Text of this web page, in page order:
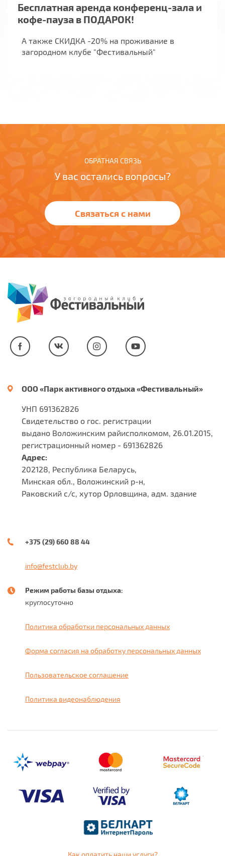
Бесплатная аренда конференц-зала и
кофе-пауза в ПОДАРОК!
А также СКИДКА -20% на проживание в
загородном клубе "Фестивальный"
ОБРАТНАЯ СВЯЗЬ
У вас остались вопросы?
Связаться с нами
ООО «Парк активного отдыха «Фестивальный»
УНП 691362826
Свидетельство о гос. регистрации
выдано Воложинским райисполкомом, 26.01.2015,
регистрационный номер - 691362826
Адрес:
202128, Республика Беларусь,
Минская обл., Воложинский р-н,
Раковский c/c, хутор Орловщина, адм. здание
+375 (29) 660 88 44
info@festclub.by
Режим работы базы отдыха:
круглосуточно
Политика обработки персональных данных
Форма согласия на обработку персональных данных
Пользовательское соглашение
Политика видеонаблюдения
Как оплатить наши услуги?